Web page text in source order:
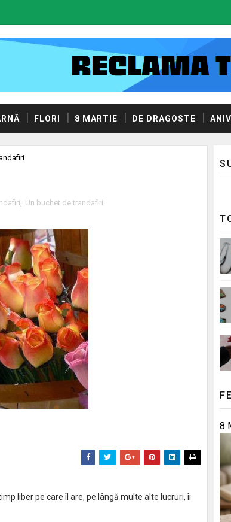
FLORI 8 MARTIE DE DRAGOSTE
, Un buchet de trandafiri
liber pe care îl are, pe lângă multe alte lucruri, îi
8